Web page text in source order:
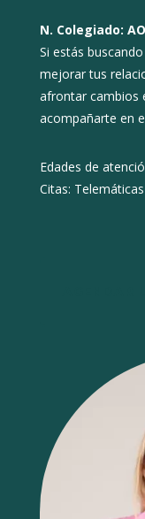
N. Colegiado:
Si estás
mejorar tus
afrontar cambios
acompañarte en
Edades de
Citas: